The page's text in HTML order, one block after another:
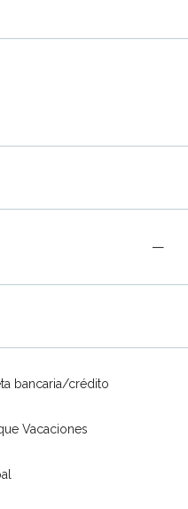
—
bancaria/crédito
Vacaciones